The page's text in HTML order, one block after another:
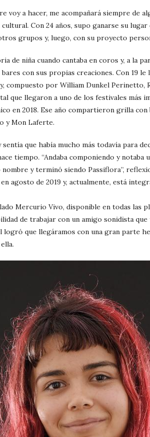
voy a hacer, me acompañará siempre de
Con 24 años, supo ganarse su
grupos y, luego, con su proyecto
de niña cuando cantaba en coros y, a la
con sus propias creaciones. Con 19
compuesto por William Dunkel Perinetto,
que llegaron a uno de los festivales más
en 2018. Ese año compartieron grilla con
y Mon Laferte.
sentía que había mucho más todavía para
tiempo. “Andaba componiendo y
nombre y terminó siendo Passiflora”,
agosto de 2019 y, actualmente, está
Mercurio Vivo, disponible en todas las
de trabajar con un amigo sonidista
que llegáramos con una gran parte